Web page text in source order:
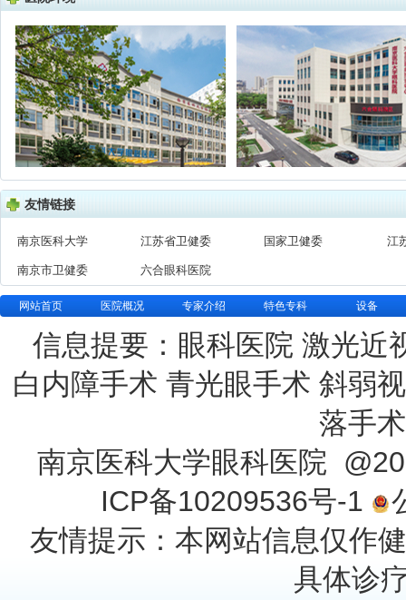
友情链接
南京医科大学 江苏省卫健委 国家卫健委 江
南京市卫健委 六合眼科医院
网站首页 医院概况 专家介绍 特色专科 设备
信息提要：眼科医院 激光近
白内障手术 青光眼手术 斜弱
落手
南京医科大学眼科医院
ICP备10209536号-1
友情提示：本网站信息仅作
具体诊